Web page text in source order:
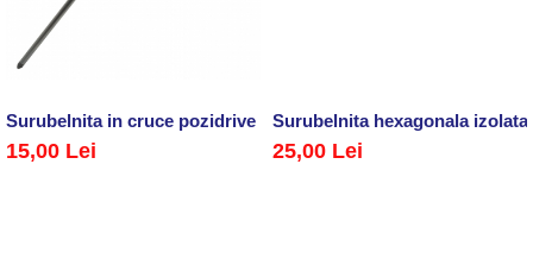
Surubelnita in cruce pozidrive PZ2 x 200 mm
15,00 Lei
Surubelnita hexagonala
25,00 Lei